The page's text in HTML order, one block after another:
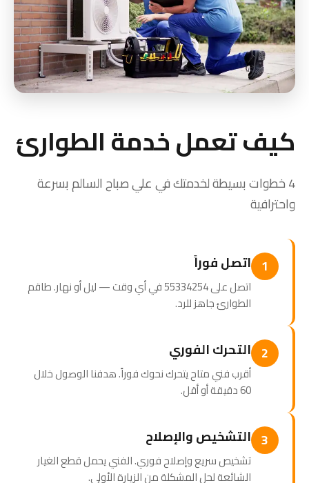
كيف تعمل خدمة الطوارئ
4 خطوات بسيطة لخدمتك في علي صباح السالم بسرعة
واحترافية
1 اتصل فوراً
اتصل على 55334254 في أي وقت — ليل أو نهار. طاقم
الطوارئ جاهز للرد.
2 التحرك الفوري
أقرب فني متاح يتحرك نحوك فوراً. هدفنا الوصول خلال
60 دقيقة أو أقل.
3 التشخيص والإصلاح
تشخيص سريع وإصلاح فوري. الفني يحمل قطع الغيار
الشائعة لحل المشكلة من الزيارة الأولى.